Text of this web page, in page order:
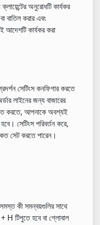
অনুরোধটি কার্যকর
বাতিল করার এবং
কার্যকর করা
সেটিংস কনফিগার করতে
লাইনের জন্য বাজারের
করতে, আপনাকে অবশ্যই
সেটিংস পরিবর্তন করে,
সেট করতে পারেন।
সমস্ত কী সমন্বয়গুলির সাথে
H টিপুতে হবে বা গ্লোবাল